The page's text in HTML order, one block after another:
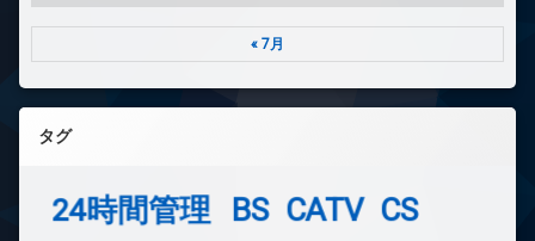
« 7月
タグ
24時間管理 BS CATV CS